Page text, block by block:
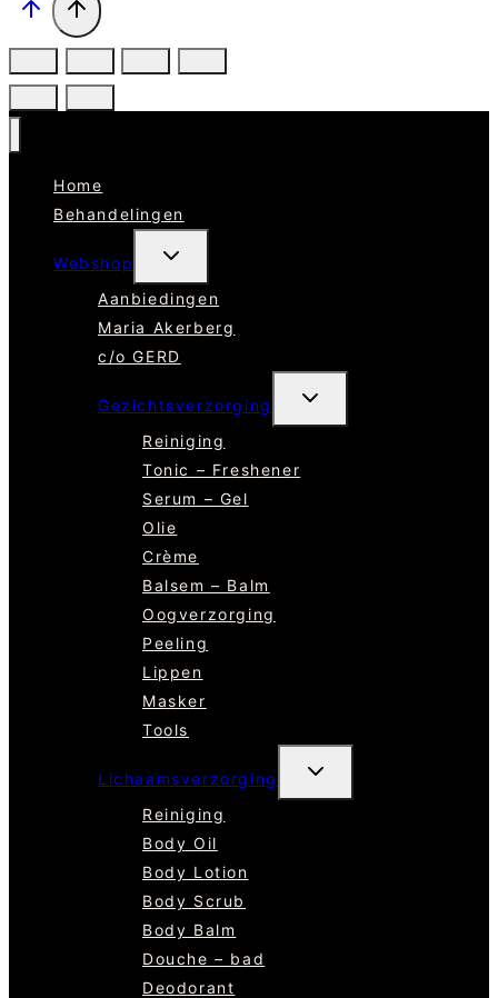
Home
Behandelingen
Webshop
SUBMENU
Aanbiedingen
Maria Akerberg
c/o GERD
Gezichtsverzorging
SUBMENU
Reiniging
Tonic – Freshener
Serum – Gel
Olie
Crème
Balsem – Balm
Oogverzorging
Peeling
Lippen
Masker
Tools
Lichaamsverzorging
SUBMENU
Reiniging
Body Oil
Body Lotion
Body Scrub
Body Balm
Douche – bad
Deodorant